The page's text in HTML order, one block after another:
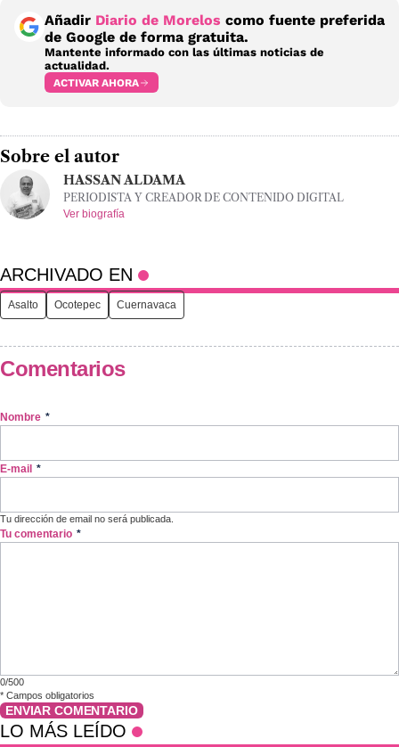
Añadir Diario de Morelos como fuente preferida
de Google de forma gratuita.
Mantente informado con las últimas noticias de
actualidad.
ACTIVAR AHORA
Sobre el autor
HASSAN ALDAMA
PERIODISTA Y CREADOR DE CONTENIDO DIGITAL
Ver biografía
ARCHIVADO EN
Asalto Ocotepec Cuernavaca
Comentarios
Nombre *
E-mail *
Tu dirección de email no será publicada.
Tu comentario *
0/500
* Campos obligatorios
ENVIAR COMENTARIO
LO MÁS LEÍDO